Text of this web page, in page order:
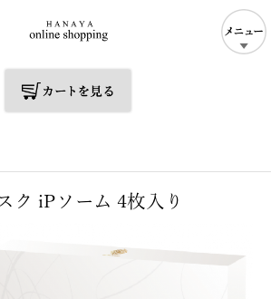
ク iPソーム 4枚入り